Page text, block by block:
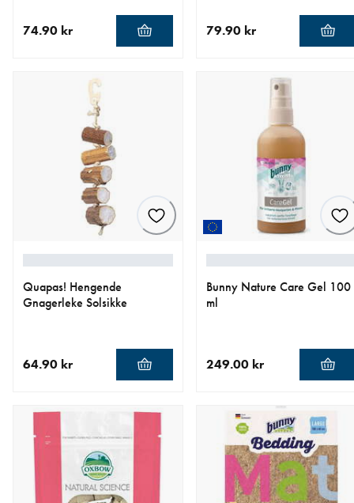
74.90 kr 79.90 kr
Quapas! Hengende
Gnagerleke Solsikke
64.90 kr
Bunny Nature Care Gel 100
ml
249.00 kr